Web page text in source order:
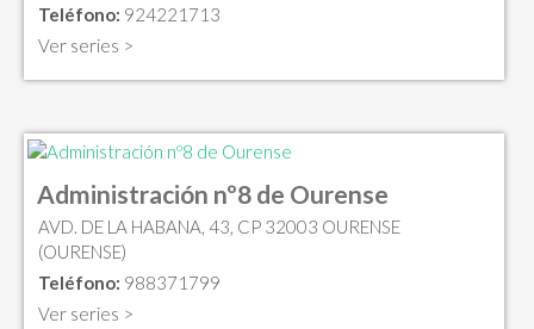
Teléfono: 924221713
Ver series >
Administración nº8 de Ourense
AVD. DE LA HABANA, 43, CP 32003 OURENSE
(OURENSE)
Teléfono: 988371799
Ver series >